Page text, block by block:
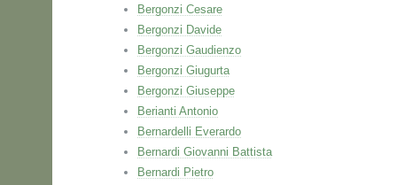
Bergonzi Cesare
Bergonzi Davide
Bergonzi Gaudienzo
Bergonzi Giugurta
Bergonzi Giuseppe
Berianti Antonio
Bernardelli Everardo
Bernardi Giovanni Battista
Bernardi Pietro